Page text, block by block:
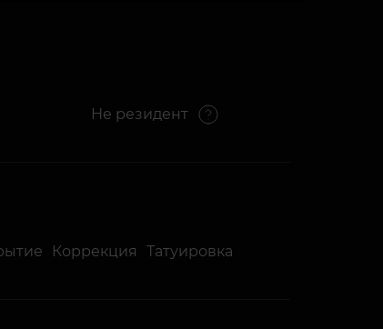
Не резидент
Коррекция Татуировка